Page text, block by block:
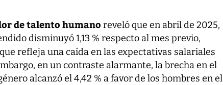
de talento humano reveló que en abril de 2025,
disminuyó 1,13 % respecto al mes previo,
refleja una caída en las expectativas salariales
en un contraste alarmante, la brecha en el
alcanzó el 4,42 % a favor de los hombres en el